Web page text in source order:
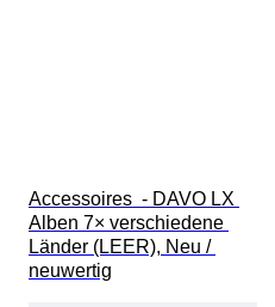
Accessoires  - DAVO LX
Alben 7× verschiedene
Länder (LEER), Neu /
neuwertig